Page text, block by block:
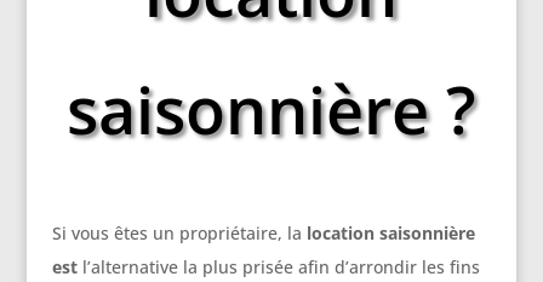
saisonnière ?
Si vous êtes un propriétaire, la location saisonnière
estl’alternative la plus prisée afin d’arrondir les fins